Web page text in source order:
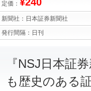
定価：
新聞社： 日本証券新聞社
発行間隔： 日刊
『NSJ日本証
も歴史のある